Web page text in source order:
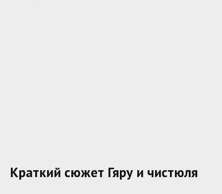
Краткий сюжет Гяру и чистюля